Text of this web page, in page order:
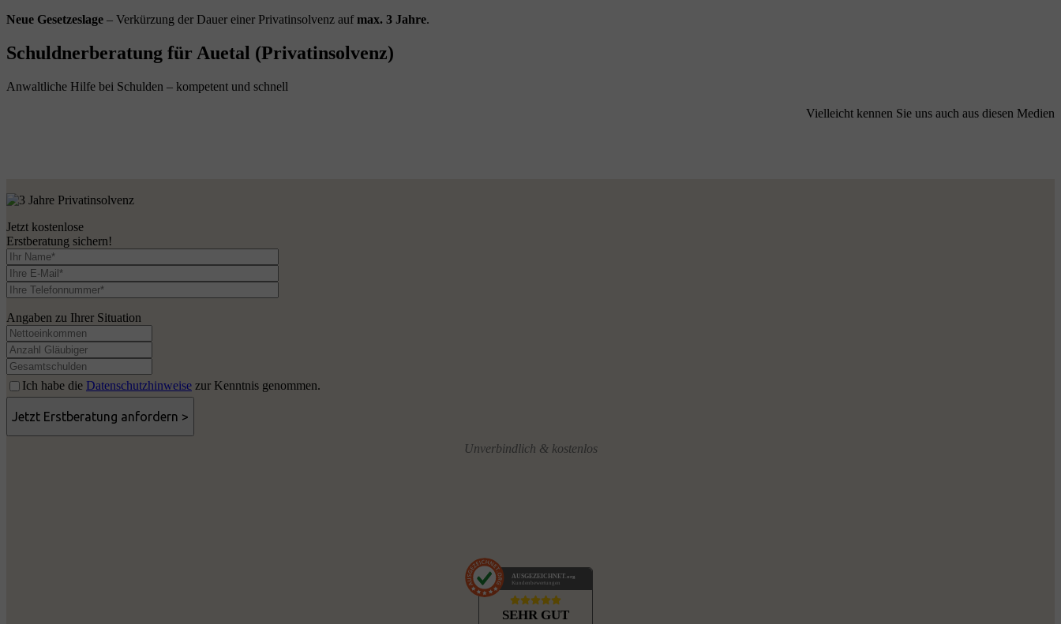
Neue Gesetzeslage – Verkürzung der Dauer einer Privatinsolvenz aufmax. 3 Jahre.
Schuldnerberatung für Auetal (Privatinsolvenz)
Anwaltliche Hilfe bei Schulden – kompetent und schnell
Vielleicht kennen Sie uns auch aus diesen Medien
Jetzt kostenlose
Erstberatung sichern!
Angaben zu Ihrer Situation
Ich habe die Datenschutzhinweise zur Kenntnis genommen.
Unverbindlich & kostenlos
AUSGEZEICHNET .org
Kundenbewertungen
SEHR GUT